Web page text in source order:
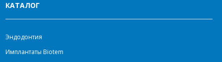
КАТАЛОГ
Эндодонтия
Имплантаты Biotem